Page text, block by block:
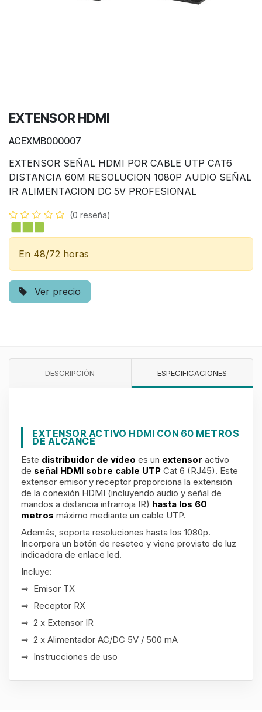
EXTENSOR HDMI
ACEXMB000007
EXTENSOR SEÑAL HDMI POR CABLE UTP CAT6
DISTANCIA 60M RESOLUCION 1080P AUDIO SEÑAL
IR ALIMENTACION DC 5V PROFESIONAL
(0 reseña)
En 48/72 horas
Ver precio
DESCRIPCIÓN ESPECIFICACIONES
EXTENSOR ACTIVO HDMI CON 60 METROS
DE ALCANCE
Este distribuidor de vídeo es un extensor activo
de señal HDMI sobre cable UTP Cat 6 (RJ45). Este
extensor emisor y receptor proporciona la extensión
de la conexión HDMI (incluyendo audio y señal de
mandos a distancia infrarroja IR) hasta los 60
metros máximo mediante un cable UTP.
Además, soporta resoluciones hasta los 1080p.
Incorpora un botón de reseteo y viene provisto de luz
indicadora de enlace led.
Incluye:
⇒ Emisor TX
⇒ Receptor RX
⇒ 2 x Extensor IR
⇒ 2 x Alimentador AC/DC 5V / 500 mA
⇒ Instrucciones de uso